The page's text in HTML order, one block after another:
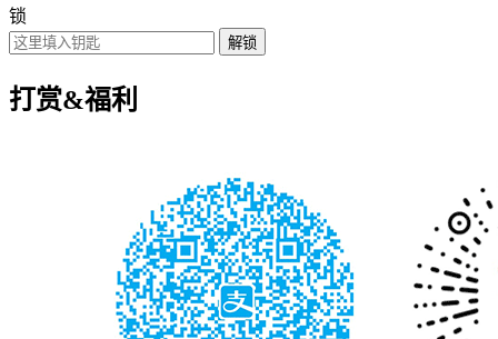
锁
打赏&福利